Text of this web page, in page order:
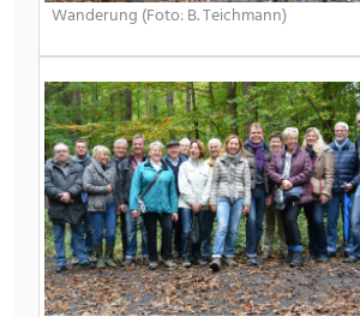
Wanderung (Foto: B. Teichmann)